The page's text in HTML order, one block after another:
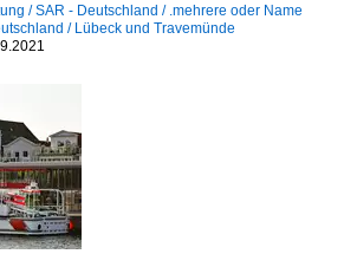
/ SAR - Deutschland / .mehrere oder Name
/ Lübeck und Travemünde